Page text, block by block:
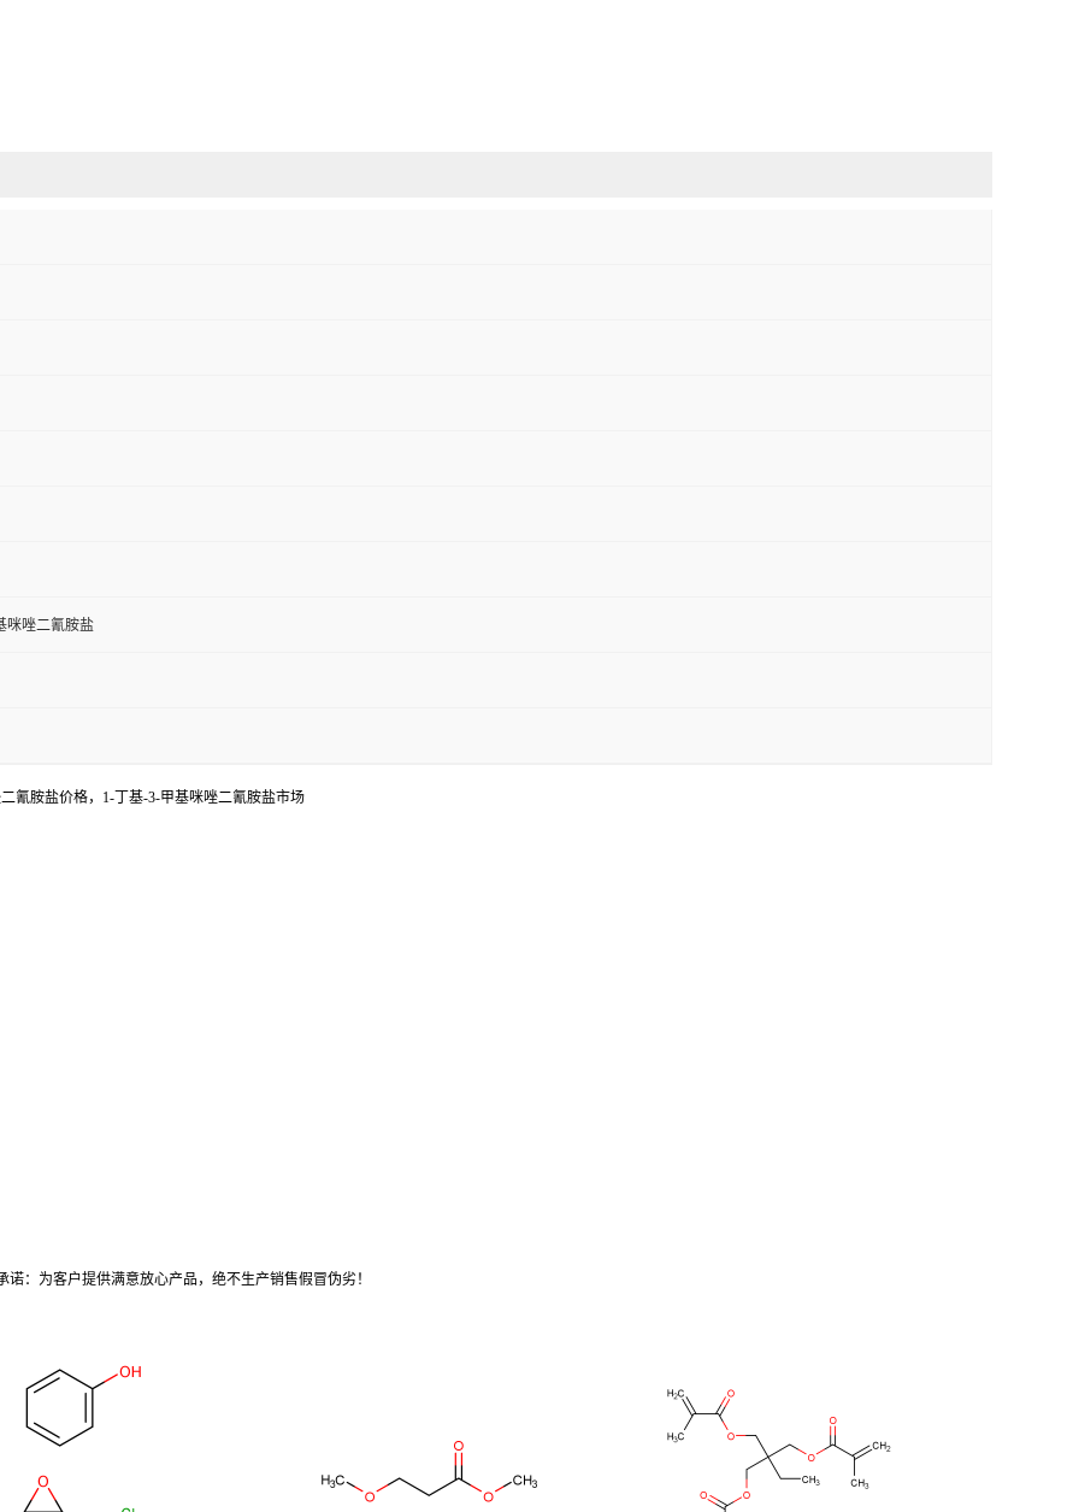
咪唑二氰胺盐
氰胺盐价格，1-丁基-3-甲基咪唑二氰胺盐市场
：为客户提供满意放心产品，绝不生产销售假冒伪劣！